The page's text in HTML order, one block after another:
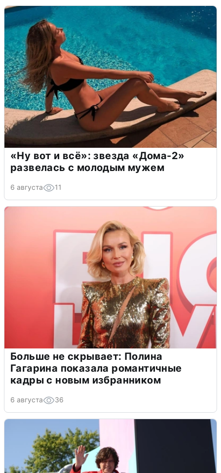
«Ну вот и всё»: звезда «Дома-2»
развелась с молодым мужем
6 августа 11
Больше не скрывает: Полина
Гагарина показала романтичные
кадры с новым избранником
6 августа 36